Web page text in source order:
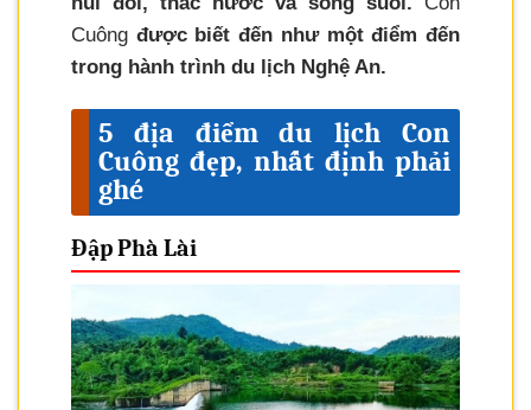
Cuông được biết đến như một điểm đến
trong hành trình du lịch Nghệ An.
5 địa điểm du lịch Con
Cuông đẹp, nhất định phải
ghé
Đập Phà Lài